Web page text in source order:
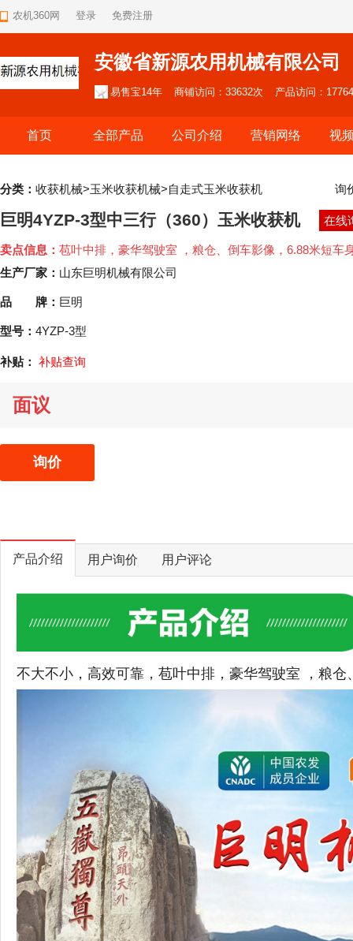
农机360网 登录 免费注册
安徽省新源农用机械有限公司
易售宝14年 商铺访问：33632次 产品访问：
首页 全部产品 公司介绍 营销网络 视
询
分类： 收获机械>玉米收获机械>自走式玉米收获机
巨明4YZP-3型中三行（360）玉米收获机 在线
卖点信息： 苞叶中排，豪华驾驶室 ，粮仓、倒车影像，6.88米短车
生产厂家： 山东巨明机械有限公司
品 牌： 巨明
型号： 4YZP-3型
补贴： 补贴查询
面议
询价
产品介绍 用户询价 用户评论
不大不小，高效可靠，苞叶中排，豪华驾驶室 ，粮